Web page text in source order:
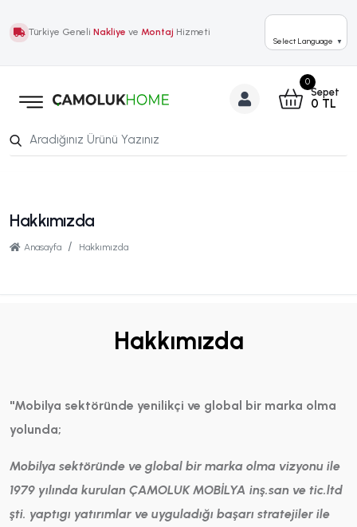
Türkiye Geneli Nakliye ve Montaj Hizmeti
Select Language ▼
0
Sepet
0 TL
Hakkımızda
Anasayfa Hakkımızda
Hakkımızda
''Mobilya sektöründe yenilikçi ve global bir marka olma
yolunda;
Mobilya sektöründe ve global bir marka olma vizyonu ile
1979 yılında kurulan ÇAMOLUK MOBİLYA inş.san ve tic.ltd
şti. yaptıgı yatırımlar ve uyguladığı başarı stratejiler ile